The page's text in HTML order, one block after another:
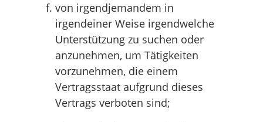
von irgendjemandem in
irgendeiner Weise irgendwelche
Unterstützung zu suchen oder
anzunehmen, um Tätigkeiten
vorzunehmen, die einem
Vertragsstaat aufgrund dieses
Vertrags verboten sind;